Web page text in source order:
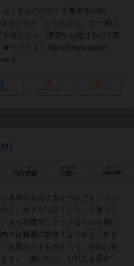
くさんのバナナを集めるため、
オリジナル「じゃんけん」で一斉に
を出したら、勝負から抜けるので気
★☆☆☆１〉 https://www.daiso-
3
り
6
お気に入り
66
持ってる
）
20分前後 12歳～ 2019年
る何かを当てるゲームです。イン
く、ボドゲっぽくした、と言って
ある程度マニアックなものを書い
では最高に面白くなるかもしれま
お題カードをめくって、それに合
ます。 書いたら、だれにも見せ